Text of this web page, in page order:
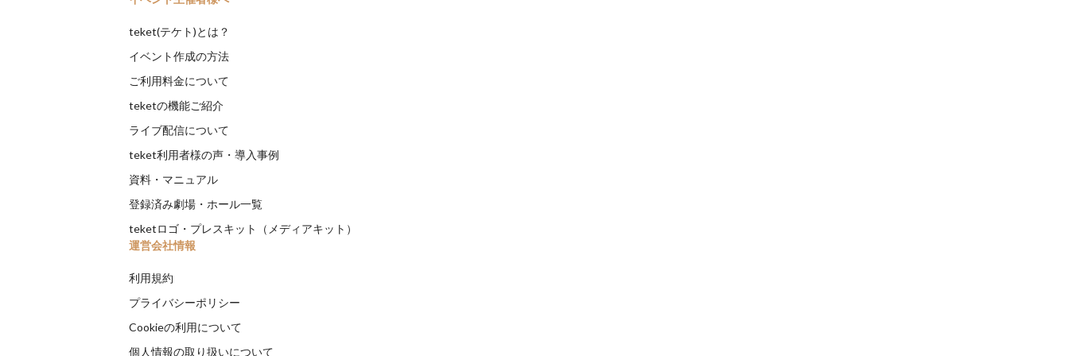
teket(テケト)とは？
イベント作成の方法
ご利用料金について
teketの機能ご紹介
ライブ配信について
teket利用者様の声・導入事例
資料・マニュアル
登録済み劇場・ホール一覧
teketロゴ・プレスキット（メディアキット）
運営会社情報
利用規約
プライバシーポリシー
Cookieの利用について
個人情報の取り扱いについて